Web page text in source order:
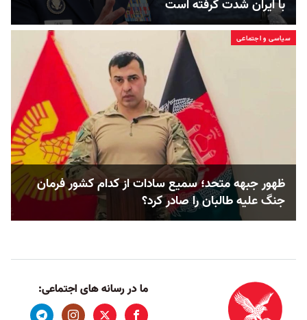
با ایران شدت گرفته است
سیاسی و اجتماعی
ظهور جبهه متحد؛ سمیع سادات از کدام کشور فرمان
جنگ علیه طالبان را صادر کرد؟
ما در رسانه های اجتماعی: